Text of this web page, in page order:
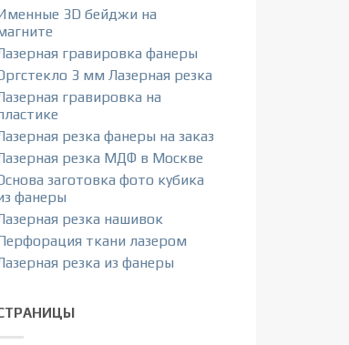
3D бейджи на
гравировка фанеры
3 мм Лазерная резка
гравировка на
резка фанеры на заказ
резка МДФ в Москве
заготовка фото кубика
фанеры
резка нашивок
ткани лазером
резка из фанеры